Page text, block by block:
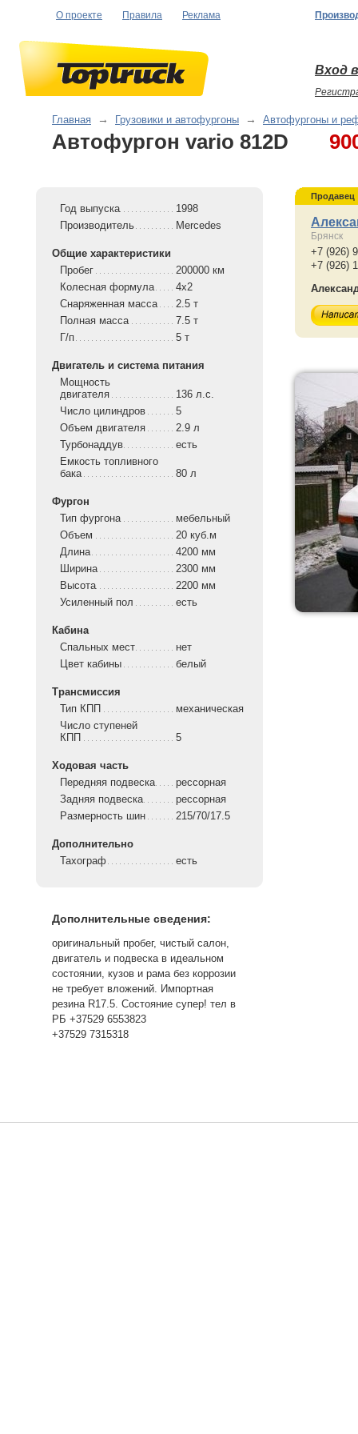
О проекте Правила Реклама
Вход
Главная → Грузовики и автофургоны → Автофургоны и
Автофургон vario 812D
Год выпуска
1998
Производитель
Mercedes
Общие характеристики
Пробег
200000 км
Колесная формула
4x2
Снаряженная масса
2.5 т
Полная масса
7.5 т
Г/п
5 т
Двигатель и система питания
Мощность
двигателя
136 л.с.
Число цилиндров
5
Объем двигателя
2.9 л
Турбонаддув
есть
Емкость топливного
бака
80 л
Фургон
Тип фургона
мебельный
Объем
20 куб.м
Длина
4200 мм
Ширина
2300 мм
Высота
2200 мм
Усиленный пол
есть
Кабина
Спальных мест
нет
Цвет кабины
белый
Трансмиссия
Тип КПП
механическая
Число ступеней
КПП
5
Ходовая часть
Передняя подвеска
рессорная
Задняя подвеска
рессорная
Размерность шин
215/70/17.5
Дополнительно
Тахограф
есть
Дополнительные сведения:
оригинальный пробег, чистый салон,
двигатель и подвеска в идеальном
состоянии, кузов и рама без коррозии
не требует вложений. Импортная
резина R17.5. Состояние супер! тел в
РБ +37529 6553823
+37529 7315318
Продавец
Брянск
+7 (926)
+7 (926)